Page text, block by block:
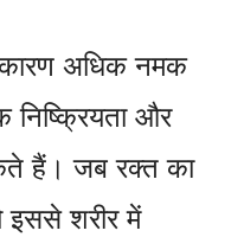
अधिक नमक
निष्क्रियता और
हैं। जब रक्त का
इससे शरीर में